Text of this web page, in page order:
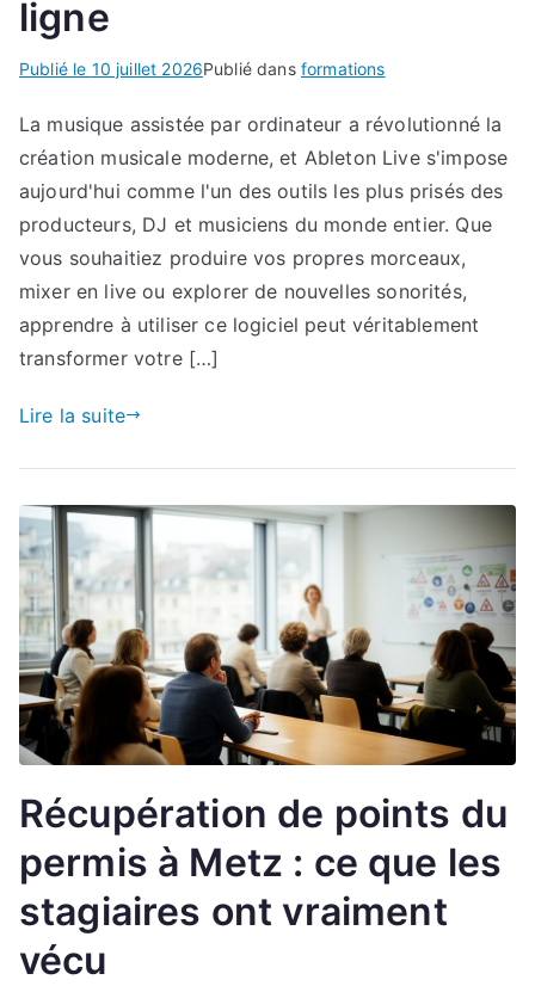
ligne
Publié le 10 juillet 2026Publié dans formations
La musique assistée par ordinateur a révolutionné la
création musicale moderne, et Ableton Live s'impose
aujourd'hui comme l'un des outils les plus prisés des
producteurs, DJ et musiciens du monde entier. Que
vous souhaitiez produire vos propres morceaux,
mixer en live ou explorer de nouvelles sonorités,
apprendre à utiliser ce logiciel peut véritablement
transformer votre […]
Lire la suite
Récupération de points du
permis à Metz : ce que les
stagiaires ont vraiment
vécu